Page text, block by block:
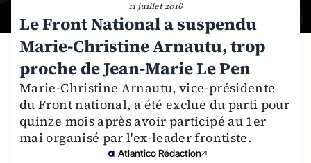
11 juillet 2016
Le Front National a suspendu
Marie-Christine Arnautu, trop
proche de Jean-Marie Le Pen
Marie-Christine Arnautu, vice-présidente
du Front national, a été exclue du parti pour
quinze mois après avoir participé au 1er
mai organisé par l'ex-leader frontiste.
Atlantico Rédaction